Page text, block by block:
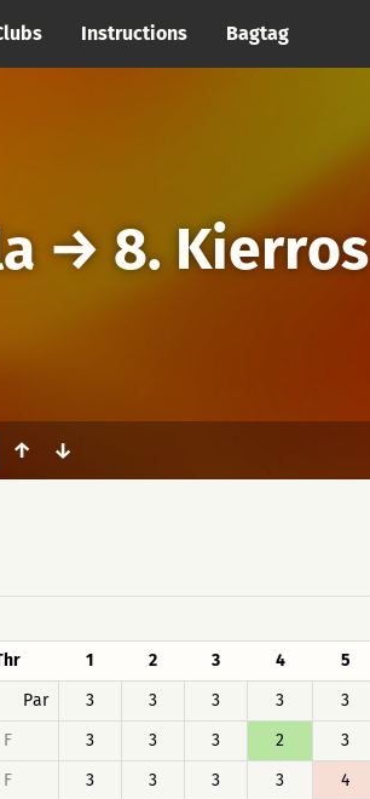
Instructions Bagtag
→ 8. Kierros
↑ ↓
1 2 3 4 5
Par
3 3 3 3 3
F 3 3 3 2 3
F 3 3 3 3 4